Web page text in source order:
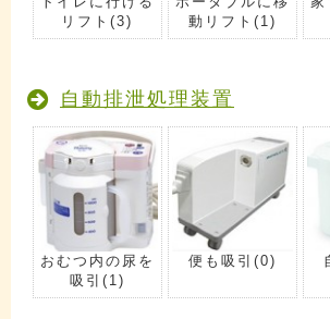
リフト(3)
動リフト (1)
自動排泄処理装置
おむつ内の尿を
吸引 (1)
便も吸引 (0)